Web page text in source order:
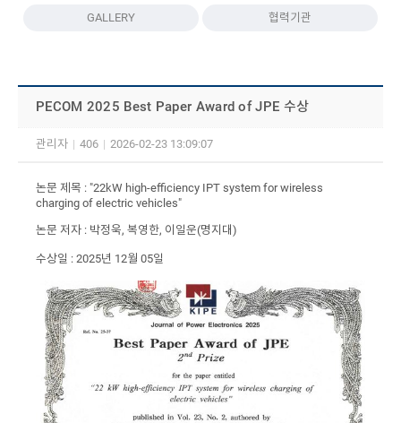
GALLERY 협력기관
PECOM 2025 Best Paper Award of JPE 수상
관리자 | 406 | 2026-02-23 13:09:07
논문 제목 : "22kW high-efficiency IPT system for wireless
charging of electric vehicles"
논문 저자 : 박정욱, 복영한, 이일운(명지대)
수상일 : 2025년 12월 05일​